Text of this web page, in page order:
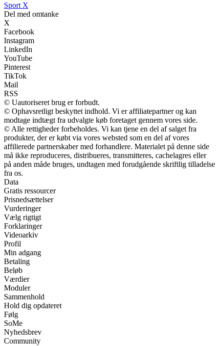
Sport X
Del med omtanke
X
Facebook
Instagram
LinkedIn
YouTube
Pinterest
TikTok
Mail
RSS
© Uautoriseret brug er forbudt.
© Ophavsretligt beskyttet indhold. Vi er affiliatepartner og kan
modtage indtægt fra udvalgte køb foretaget gennem vores side.
© Alle rettigheder forbeholdes. Vi kan tjene en del af salget fra
produkter, der er købt via vores websted som en del af vores
affilierede partnerskaber med forhandlere. Materialet på denne side
må ikke reproduceres, distribueres, transmitteres, cachelagres eller
på anden måde bruges, undtagen med forudgående skriftlig tilladelse
fra os.
Data
Gratis ressourcer
Prisnedsættelser
Vurderinger
Vælg rigtigt
Forklaringer
Videoarkiv
Profil
Min adgang
Betaling
Beløb
Værdier
Moduler
Sammenhold
Hold dig opdateret
Følg
SoMe
Nyhedsbrev
Community